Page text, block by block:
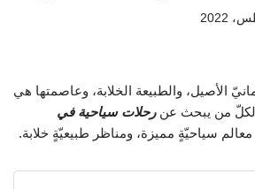
الأصيل، والطبيعة الخلابة، وعاصمتها هي
لكلّ من يبحث عنرحلات سياحية في
سياحيّةٍ مميزة، ومناظر طبيعيّةٍ خلابة.